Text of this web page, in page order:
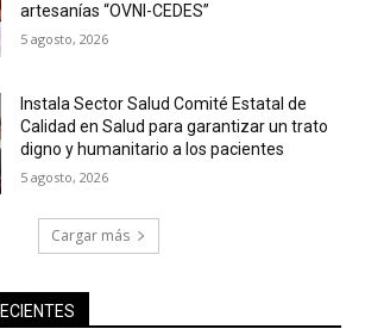
artesanías “OVNI-CEDES”
5 agosto, 2026
Instala Sector Salud Comité Estatal de
Calidad en Salud para garantizar un trato
digno y humanitario a los pacientes
5 agosto, 2026
Cargar más